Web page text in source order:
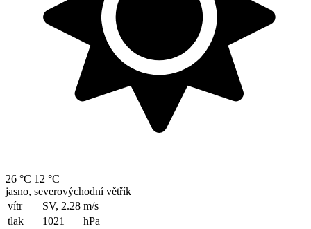
26 °C 12 °C
jasno, severovýchodní větřík
vítr
SV, 2.28 m/s
tlak
1021
hPa